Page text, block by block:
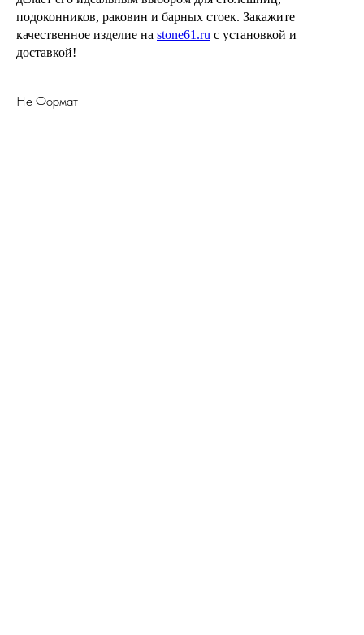
подоконников, раковин и барных стоек. Закажите
качественное изделие на stone61.ru с установкой и
доставкой!
Не Формат